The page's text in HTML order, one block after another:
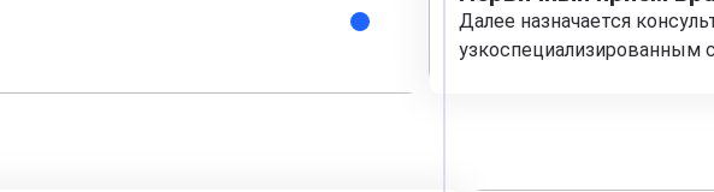
Далее назначается
узкоспециализированным